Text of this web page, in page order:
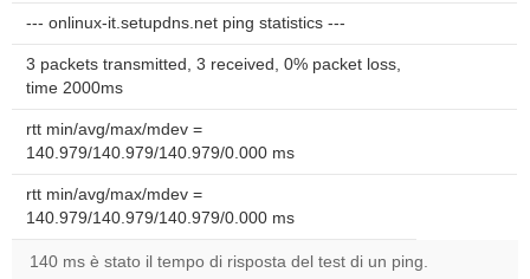
--- onlinux-it.setupdns.net ping statistics ---
3 packets transmitted, 3 received, 0% packet loss,
time 2000ms
rtt min/avg/max/mdev =
140.979/140.979/140.979/0.000 ms
rtt min/avg/max/mdev =
140.979/140.979/140.979/0.000 ms
140 ms è stato il tempo di risposta del test di un ping.